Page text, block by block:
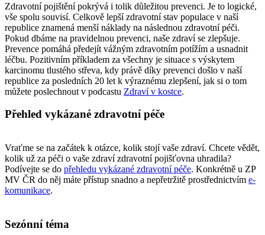
Zdravotní pojištění pokrývá i tolik důležitou prevenci. Je to logické,
vše spolu souvisí. Celkově lepší zdravotní stav populace v naší
republice znamená menší náklady na následnou zdravotní péči.
Pokud dbáme na pravidelnou prevenci, naše zdraví se zlepšuje.
Prevence pomáhá předejít vážným zdravotním potížím a usnadnit
léčbu. Pozitivním příkladem za všechny je situace s výskytem
karcinomu tlustého střeva, kdy právě díky prevenci došlo v naší
republice za posledních 20 let k výraznému zlepšení, jak si o tom
můžete poslechnout v podcastu Zdraví v kostce.
Přehled vykázané zdravotní péče
Vraťme se na začátek k otázce, kolik stojí vaše zdraví. Chcete vědět,
kolik už za péči o vaše zdraví zdravotní pojišťovna uhradila?
Podívejte se do přehledu vykázané zdravotní péče. Konkrétně u ZP
MV ČR do něj máte přístup snadno a nepřetržitě prostřednictvím e-
komunikace.
Sezónní téma